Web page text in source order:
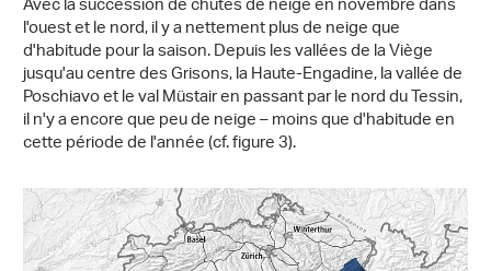
l'ouest et le nord, il y a nettement plus de neige que
d'habitude pour la saison. Depuis les vallées de la Viège
jusqu'au centre des Grisons, la Haute-Engadine, la vallée de
Poschiavo et le val Müstair en passant par le nord du Tessin,
il n'y a encore que peu de neige – moins que d'habitude en
cette période de l'année (cf. figure 3).